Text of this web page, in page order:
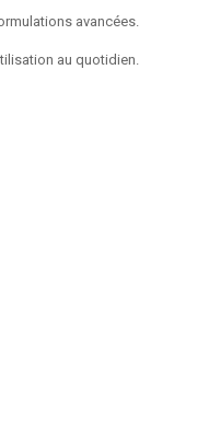
avancées.
au quotidien.